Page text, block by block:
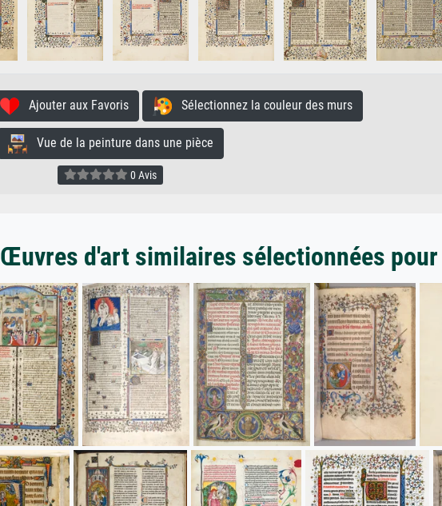
Ajouter aux Favoris Sélectionnez la couleur des murs
Vue de la peinture dans une pièce
0 Avis
Œuvres d'art similaires sélectionnées pour